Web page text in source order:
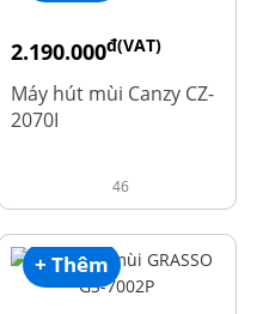
2.190.000đ(VAT)
4.450.000
Máy hút mùi Canzy CZ-
2070I
46
+ Thêm